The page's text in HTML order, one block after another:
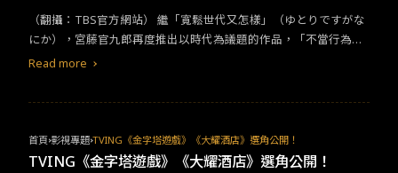
​​（翻攝：​TBS​官方網站）​ ​​繼「寬鬆世代又怎樣」（ゆとりですがな
にか），宮藤官九郎再度推出以時代為議題的作品，「不當行為無
下限」（暫翻：原名為「不適切にもほどがある」）​ ​​台灣以民國紀
然，年號轉變不只標示了舊任天皇的下位，期間的回憶也被大家凝
縮成一個時空膠囊，只等待我們下​cue​，便能遁入彼時彼刻。​
Read more
首頁 影視專題 TVING《金字塔遊戲》《大耀酒店》選角公開！
TVING《金字塔遊戲》《大耀酒店》選角公開！